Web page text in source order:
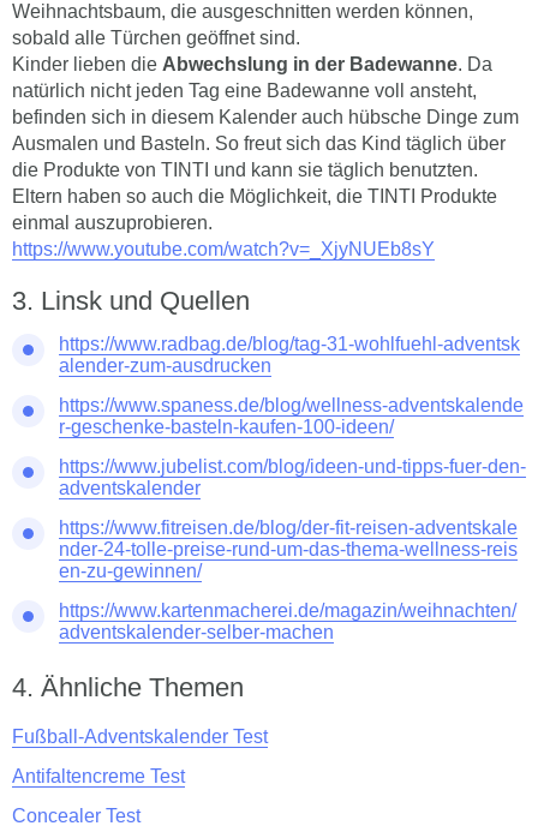
Weihnachtsbaum, die ausgeschnitten werden können,
sobald alle Türchen geöffnet sind.
Kinder lieben die Abwechslung in der Badewanne. Da
natürlich nicht jeden Tag eine Badewanne voll ansteht,
befinden sich in diesem Kalender auch hübsche Dinge zum
Ausmalen und Basteln. So freut sich das Kind täglich über
die Produkte von TINTI und kann sie täglich benutzten.
Eltern haben so auch die Möglichkeit, die TINTI Produkte
einmal auszuprobieren.
https://www.youtube.com/watch?v=_XjyNUEb8sY
Linsk und Quellen
https://www.radbag.de/blog/tag-31-wohlfuehl-adventsk
alender-zum-ausdrucken
https://www.spaness.de/blog/wellness-adventskalende
r-geschenke-basteln-kaufen-100-ideen/
https://www.jubelist.com/blog/ideen-und-tipps-fuer-den-
adventskalender
https://www.fitreisen.de/blog/der-fit-reisen-adventskale
nder-24-tolle-preise-rund-um-das-thema-wellness-reis
en-zu-gewinnen/
https://www.kartenmacherei.de/magazin/weihnachten/
adventskalender-selber-machen
Ähnliche Themen
Fußball-Adventskalender Test
Antifaltencreme Test
Concealer Test